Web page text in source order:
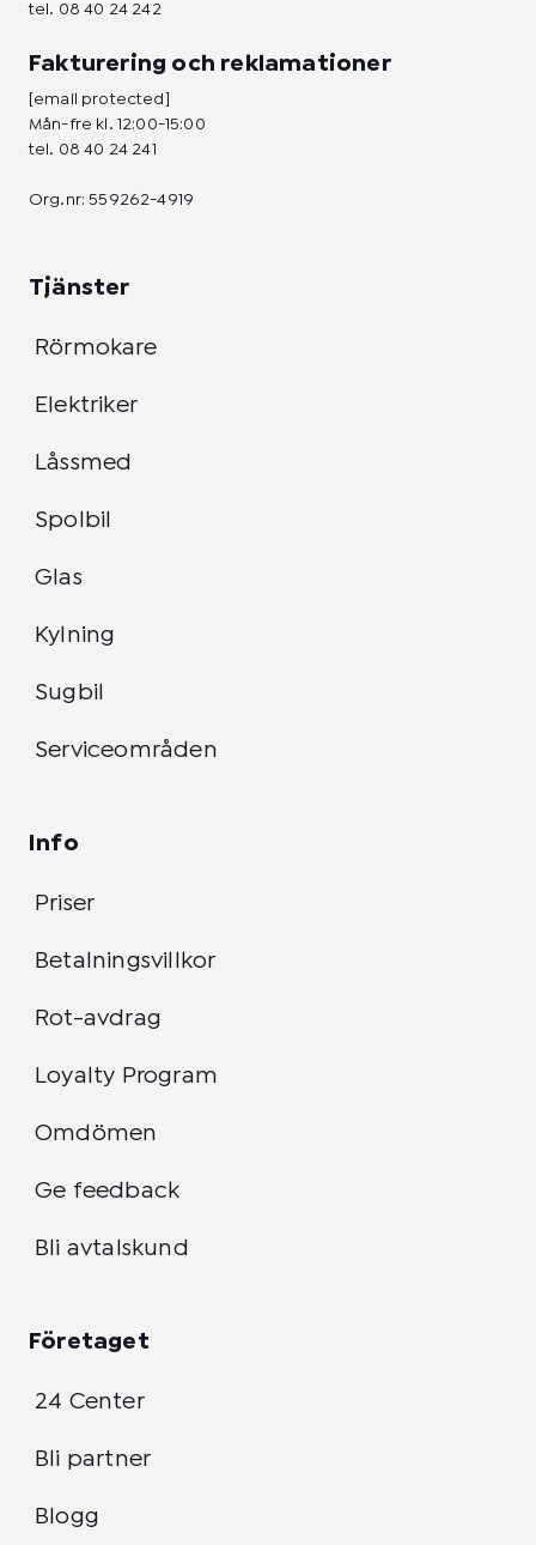
tel. 08 40 24 242
Fakturering och reklamationer
[email protected]
Mån-fre kl. 12:00-15:00
tel. 08 40 24 241
Org.nr: 559262-4919
Tjänster
Rörmokare
Elektriker
Låssmed
Spolbil
Glas
Kylning
Sugbil
Serviceområden
Info
Priser
Betalningsvillkor
Rot-avdrag
Loyalty Program
Omdömen
Ge feedback
Bli avtalskund
Företaget
24 Center
Bli partner
Blogg